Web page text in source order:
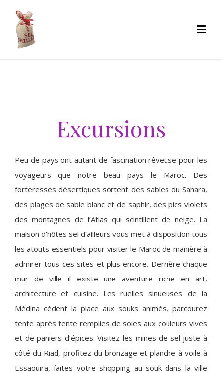
Excursions
Peu de pays ont autant de fascination rêveuse pour les
voyageurs que notre beau pays le Maroc. Des
forteresses désertiques sortent des sables du Sahara,
des plages de sable blanc et de saphir, des pics violets
des montagnes de l’Atlas qui scintillent de neige. La
maison d’hôtes sel d’ailleurs vous met à disposition tous
les atouts essentiels pour visiter le Maroc de manière à
admirer tous ces sites et plus encore. Derrière chaque
mur de ville il existe une aventure riche en art,
architecture et cuisine. Les ruelles sinueuses de la
Médina cèdent la place aux souks animés, parcourez
tente après tente remplies de soies aux couleurs vives
et de paniers d’épices. Visitez les mines de sel juste à
côté du Riad, profitez du bronzage et planche à voile à
Essaouira, faites votre shopping au souk dans la ville